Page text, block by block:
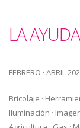
LA
FEBRERO · ABRIL
Bricolaje ·
Iluminación ·